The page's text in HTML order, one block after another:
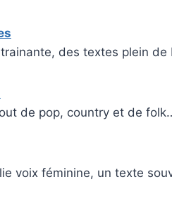
des textes plein de
de pop, country et de
voix féminine, un texte